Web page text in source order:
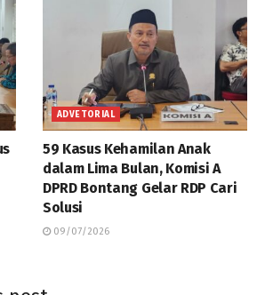
ADVETORIAL
59 Kasus Kehamilan Anak
dalam Lima Bulan, Komisi A
DPRD Bontang Gelar RDP Cari
Solusi
09/07/2026